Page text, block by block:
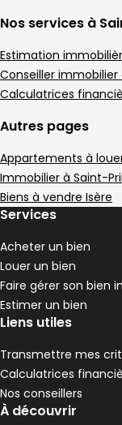
239 000 €
Saint-Clair-du-Rhône
Appartement • 5
DPE : 3 chambres
, ,
Aller à l'image
Aller à l'image
Aller à l'image
Aller à l'image
Aller à l'image
Nos services à
Estimation
Conseiller immobilier
Calculatrices
Autres pages
Appartements à
Immobilier à Saint-
Biens à vendre Isère
Services
Acheter un bien
Louer un bien
Faire gérer son bien
Estimer un bien
Liens utiles
Transmettre mes
Calculatrices
Nos conseillers
À découvrir